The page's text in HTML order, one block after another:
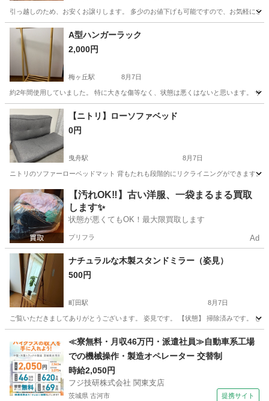
引っ越しのため、お安くお譲りします。 多少のお値下げも可能ですので、お気軽に
東京 渋谷区 渋谷駅 椅子
A型ハンガーラック
2,000円
梅ヶ丘駅 8月7日
約2年間使用していました。 特に大きな傷等なく、状態は悪くはないと思います。
東京 世田谷区 梅ヶ丘駅 A型
【ニトリ】ローソファベッド
0円
曳舟駅 8月7日
ニトリのソファーローベッドマット 背もたれも段階的にリクライニングができます
東京 台東区 曳舟駅 ソファ ローソファベッド
【汚れOK‼️】古い洋服、一袋まるまる買取
します✨
状態が悪くてもOK！最大限買取します
プリフラ Ad
ナチュラルな木製スタンドミラー（姿見）
500円
町田駅 8月7日
ご覧いただきましてありがとうございます。 姿見です。 【状態】 掃除済みです
町田駅 ミラー/鏡
≪寮無料・月収46万円・派遣社員≫自動車系工場
での機械操作・製造オペレーター 交替制
時給2,050円
フジ技研株式会社 関東支店
茨城県 古河市 提携サイト